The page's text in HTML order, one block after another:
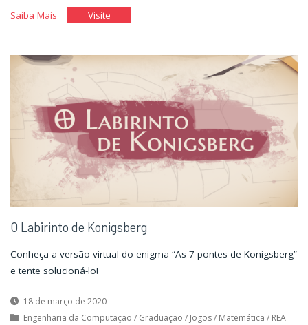
Saiba Mais"O
Venn"
Visite"O
O Labirinto de Konigsberg
Conheça a versão virtual do enigma “As 7 pontes de Konigsberg”
e tente solucioná-lo!
18 de março de 2020
Engenharia da Computação / Graduação / Jogos/ Matemática / REA